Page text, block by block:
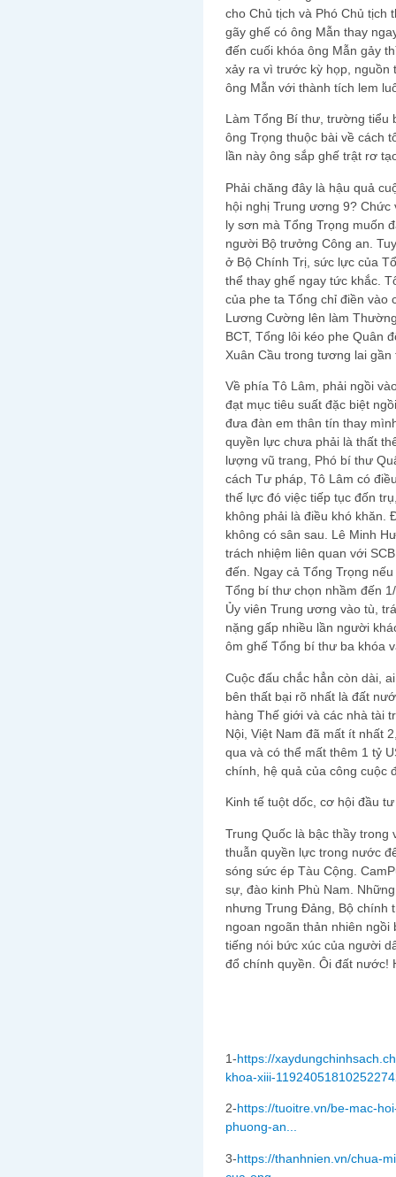
cho Chủ tịch và Phó Chủ tịch
gãy ghế có ông Mẫn thay
đến cuối khóa ông Mẫn gảy
xảy ra vì trước kỳ họp, nguồn
ông Mẫn với thành tích lem
Làm Tổng Bí thư, trường tiểu
ông Trọng thuộc bài về cách
lần này ông sắp ghế trật rơ
Phải chăng đây là hậu quả
hội nghị Trung ương 9?
ly sơn mà Tổng Trọng muốn
người Bộ trưởng Công an.
ở Bộ Chính Trị, sức lực của
thể thay ghế ngay tức khắc.
của phe ta Tổng chỉ điền vào
Lương Cường lên làm
BCT, Tổng lôi kéo phe Quân
Xuân Cầu trong tương lai
Về phía Tô Lâm, phải ngồi
đạt mục tiêu suất đặc biệt
đưa đàn em thân tín thay
quyền lực chưa phải là thất
lượng vũ trang, Phó bí thư
cách Tư pháp, Tô Lâm có
thế lực đó việc tiếp tục đốn
không phải là điều khó khăn.
không có sân sau. Lê Minh
trách nhiệm liên quan với
đến. Ngay cả Tổng Trọng
Tổng bí thư chọn nhầm đến
Ủy viên Trung ương vào tù,
nặng gấp nhiều lần người
ôm ghế Tổng bí thư ba khóa
Cuộc đấu chắc hẳn còn dài,
bên thất bại rõ nhất là đất
hàng Thế giới và các nhà tài
Nội, Việt Nam đã mất ít nhất
qua và có thể mất thêm 1 tỷ
chính, hệ quả của công cuộc
Kinh tế tuột dốc, cơ hội đầu
Trung Quốc là bậc thầy
thuẫn quyền lực trong nước
sóng sức ép Tàu Cộng.
sự, đào kinh Phù Nam.
nhưng Trung Đảng, Bộ chính
ngoan ngoãn thản nhiên
tiếng nói bức xúc của người
đổ chính quyền. Ôi đất nước!
1-https://
khoa-xiii-
2-https://tuoitre.vn/be-mac-
phuong-an...
3-https://thanhnien.vn/chua-